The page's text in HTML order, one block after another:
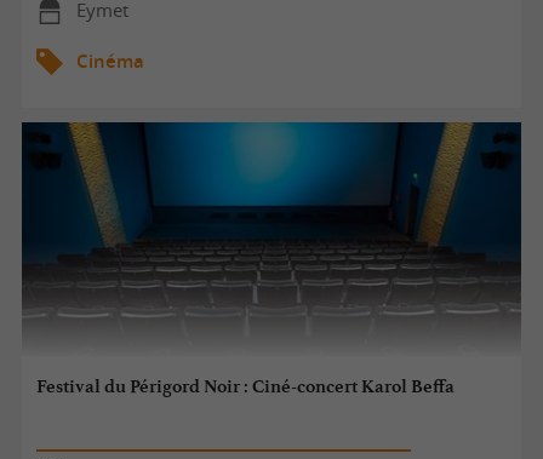
Eymet
Cinéma
Festival du Périgord Noir : Ciné-concert Karol Beffa